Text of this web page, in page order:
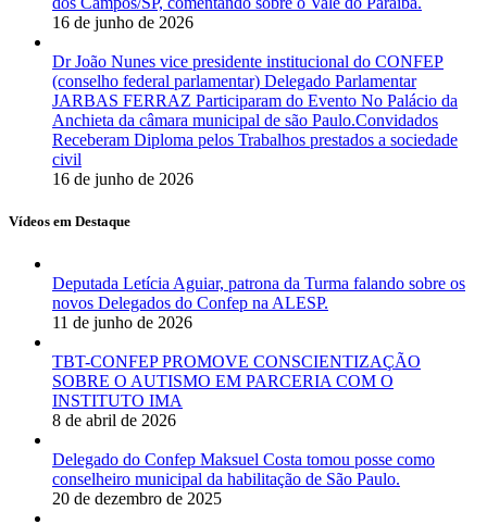
16 de junho de 2026
Dr João Nunes vice presidente institucional do CONFEP
(conselho federal parlamentar) Delegado Parlamentar
JARBAS FERRAZ Participaram do Evento No Palácio da
Anchieta da câmara municipal de são Paulo.Convidados
Receberam Diploma pelos Trabalhos prestados a sociedade
civil
16 de junho de 2026
Vídeos em Destaque
Deputada Letícia Aguiar, patrona da Turma falando sobre os
novos Delegados do Confep na ALESP.
11 de junho de 2026
TBT-CONFEP PROMOVE CONSCIENTIZAÇÃO
SOBRE O AUTISMO EM PARCERIA COM O
INSTITUTO IMA
8 de abril de 2026
Delegado do Confep Maksuel Costa tomou posse como
conselheiro municipal da habilitação de São Paulo.
20 de dezembro de 2025